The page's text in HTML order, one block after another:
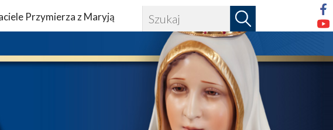
Przymierza z Maryją